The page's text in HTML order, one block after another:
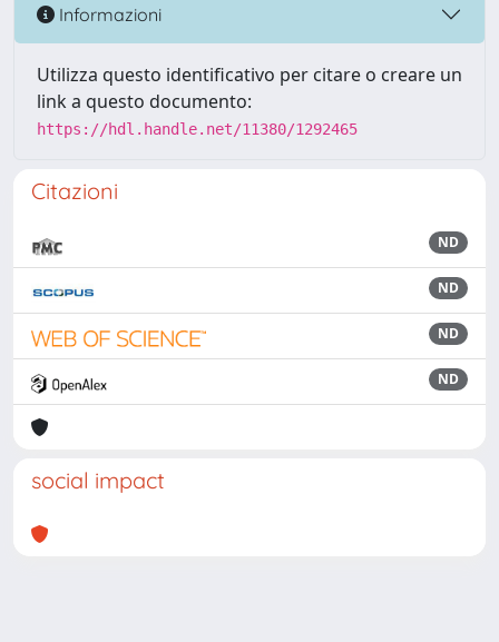
Informazioni
Utilizza questo identificativo per citare o creare un
link a questo documento:
https://hdl.handle.net/11380/1292465
Citazioni
ND
ND
ND
ND
social impact